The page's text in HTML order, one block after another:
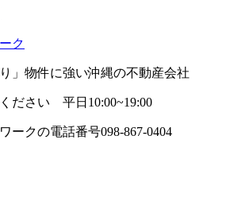
ク
」物件に強い沖縄の不動産会社
ください 平日10:00~19:00
098-867-0404